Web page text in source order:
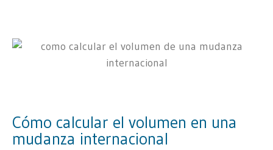
Cómo calcular el volumen en una
mudanza internacional